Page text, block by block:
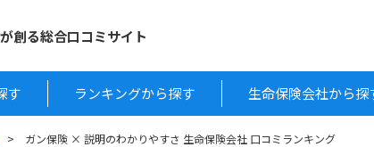
創る総合口コミサイト
す ランキングから探す 生命保険会社から探
ガン保険 × 説明のわかりやすさ 生命保険会社 口コミランキング